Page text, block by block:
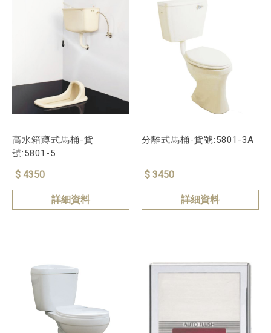
高水箱蹲式馬桶-貨
號:5801-5
$ 4350
詳細資料
分離式馬桶-貨號:5801-3A
$ 3450
詳細資料